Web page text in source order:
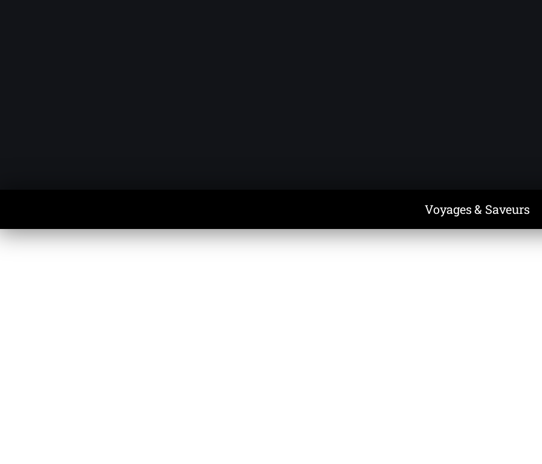
Voyages & Saveurs